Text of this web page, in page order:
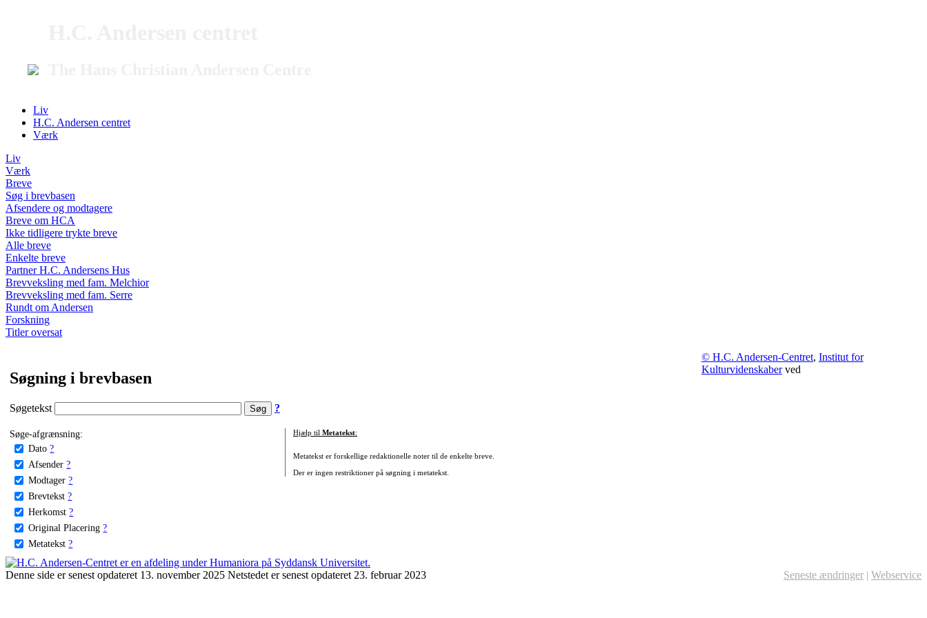
Liv
H.C. Andersen centret
Værk
Liv
Værk
Breve
Søg i brevbasen
Afsendere og modtagere
Breve om HCA
Ikke tidligere trykte breve
Alle breve
Enkelte breve
Partner H.C. Andersens Hus
Brevveksling med fam. Melchior
Brevveksling med fam. Serre
Rundt om Andersen
Forskning
Titler oversat
Søgning i brevbasen
Søgetekst ?
Søge-afgrænsning:
Dato ?
Afsender ?
Modtager ?
Brevtekst ?
Herkomst ?
Original Placering ?
Metatekst ?
Hjælp til Metatekst:
Metatekst er forskellige redaktionelle noter til de enkelte breve.
Der er ingen restriktioner på søgning i metatekst.
© H.C. Andersen-Centret, Institut for
Kulturvidenskaberved
Denne side er senest opdateret 13. november 2025 Netstedet er senest opdateret 23. februar 2023 Seneste ændringer | Webservice